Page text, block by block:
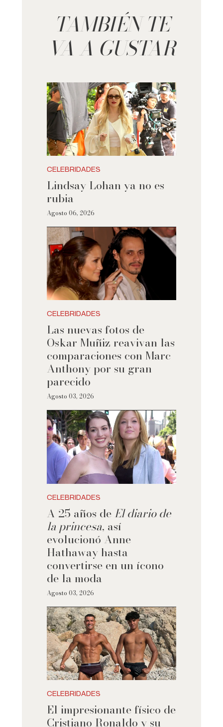
TAMBIÉN TE
VA A GUSTAR
CELEBRIDADES
Lindsay Lohan ya no es
rubia
Agosto 06, 2026
CELEBRIDADES
Las nuevas fotos de
Oskar Muñiz reavivan las
comparaciones con Marc
Anthony por su gran
parecido
Agosto 03, 2026
CELEBRIDADES
A 25 años de El diario de
la princesa, así
evolucionó Anne
Hathaway hasta
convertirse en un ícono
de la moda
Agosto 03, 2026
CELEBRIDADES
El impresionante físico de
Cristiano Ronaldo y su